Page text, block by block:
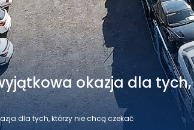
okazja dla tych,
dla tych, którzy nie chcą czekać